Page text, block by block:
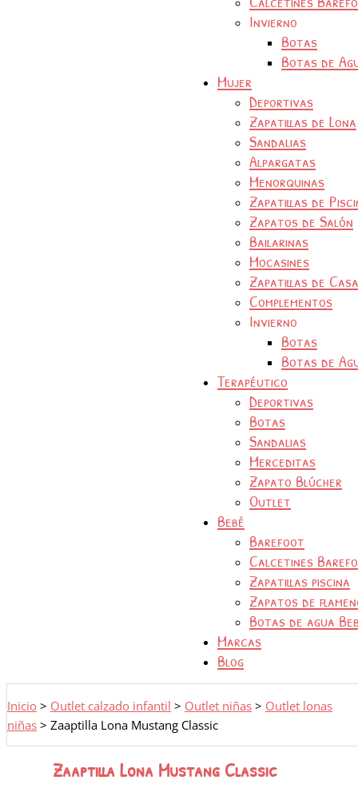
Invierno
Botas
Botas de
Mujer
Deportivas
Zapatillas de Lona
Sandalias
Alpargatas
Menorquinas
Zapatillas de
Zapatos de Salón
Bailarinas
Mocasines
Zapatillas de Casa
Complementos
Invierno
Botas
Botas de
Terapéutico
Deportivas
Botas
Sandalias
Merceditas
Zapato Blúcher
Outlet
Bebé
Barefoot
Calcetines
Zapatillas piscina
Zapatos de
Botas de agua
Marcas
Blog
Inicio > Outlet calzado infantil > Outlet niñas > Outlet lonas
niñas > Zaaptilla Lona Mustang Classic
Zaaptilla Lona Mustang Classic